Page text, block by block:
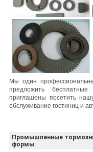
Мы один
предложить
приглашены посетить
обслуживание гостиниц и
Промышленные
формы